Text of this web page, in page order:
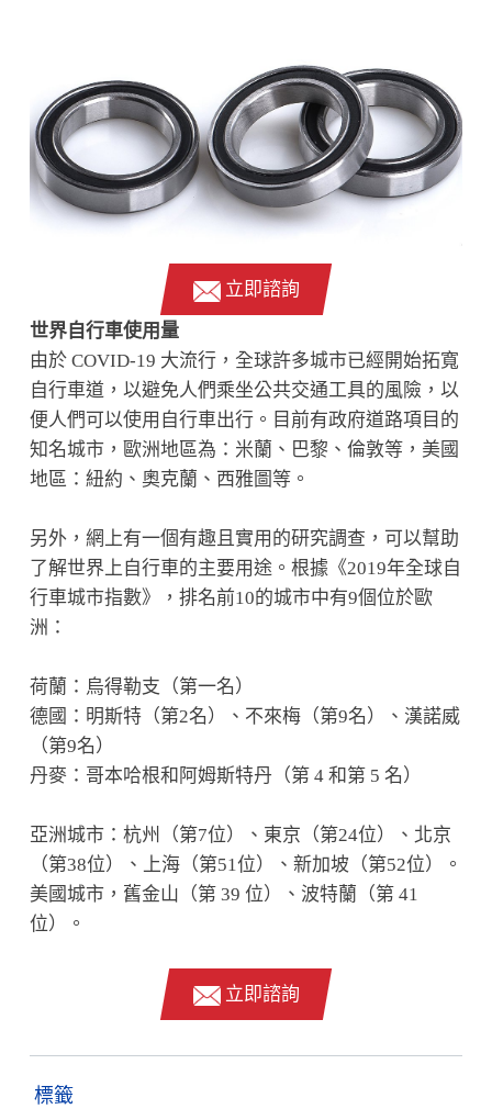
立即諮詢
世界自行車使用量
由於 COVID-19 大流行，全球許多城市已經開始拓寬
自行車道，以避免人們乘坐公共交通工具的風險，以
便人們可以使用自行車出行。目前有政府道路項目的
知名城市，歐洲地區為：米蘭、巴黎、倫敦等，美國
地區：紐約、奧克蘭、西雅圖等。
另外，網上有一個有趣且實用的研究調查，可以幫助
了解世界上自行車的主要用途。根據《2019年全球自
行車城市指數》，排名前10的城市中有9個位於歐
洲：
荷蘭：烏得勒支（第一名）
德國：明斯特（第2名）、不來梅（第9名）、漢諾威
（第9名）
丹麥：哥本哈根和阿姆斯特丹（第 4 和第 5 名）
亞洲城市：杭州（第7位）、東京（第24位）、北京
（第38位）、上海（第51位）、新加坡（第52位）。
美國城市，舊金山（第 39 位）、波特蘭（第 41
位）。
立即諮詢
標籤